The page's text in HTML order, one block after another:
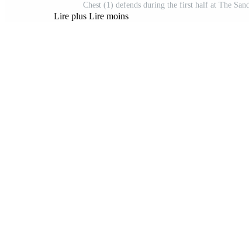
Chest (1) defends during the first half at The
Lire plus Lire moins